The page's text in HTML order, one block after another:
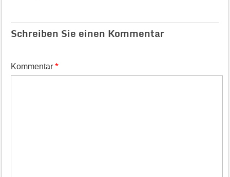
Schreiben Sie einen Kommentar
Kommentar *